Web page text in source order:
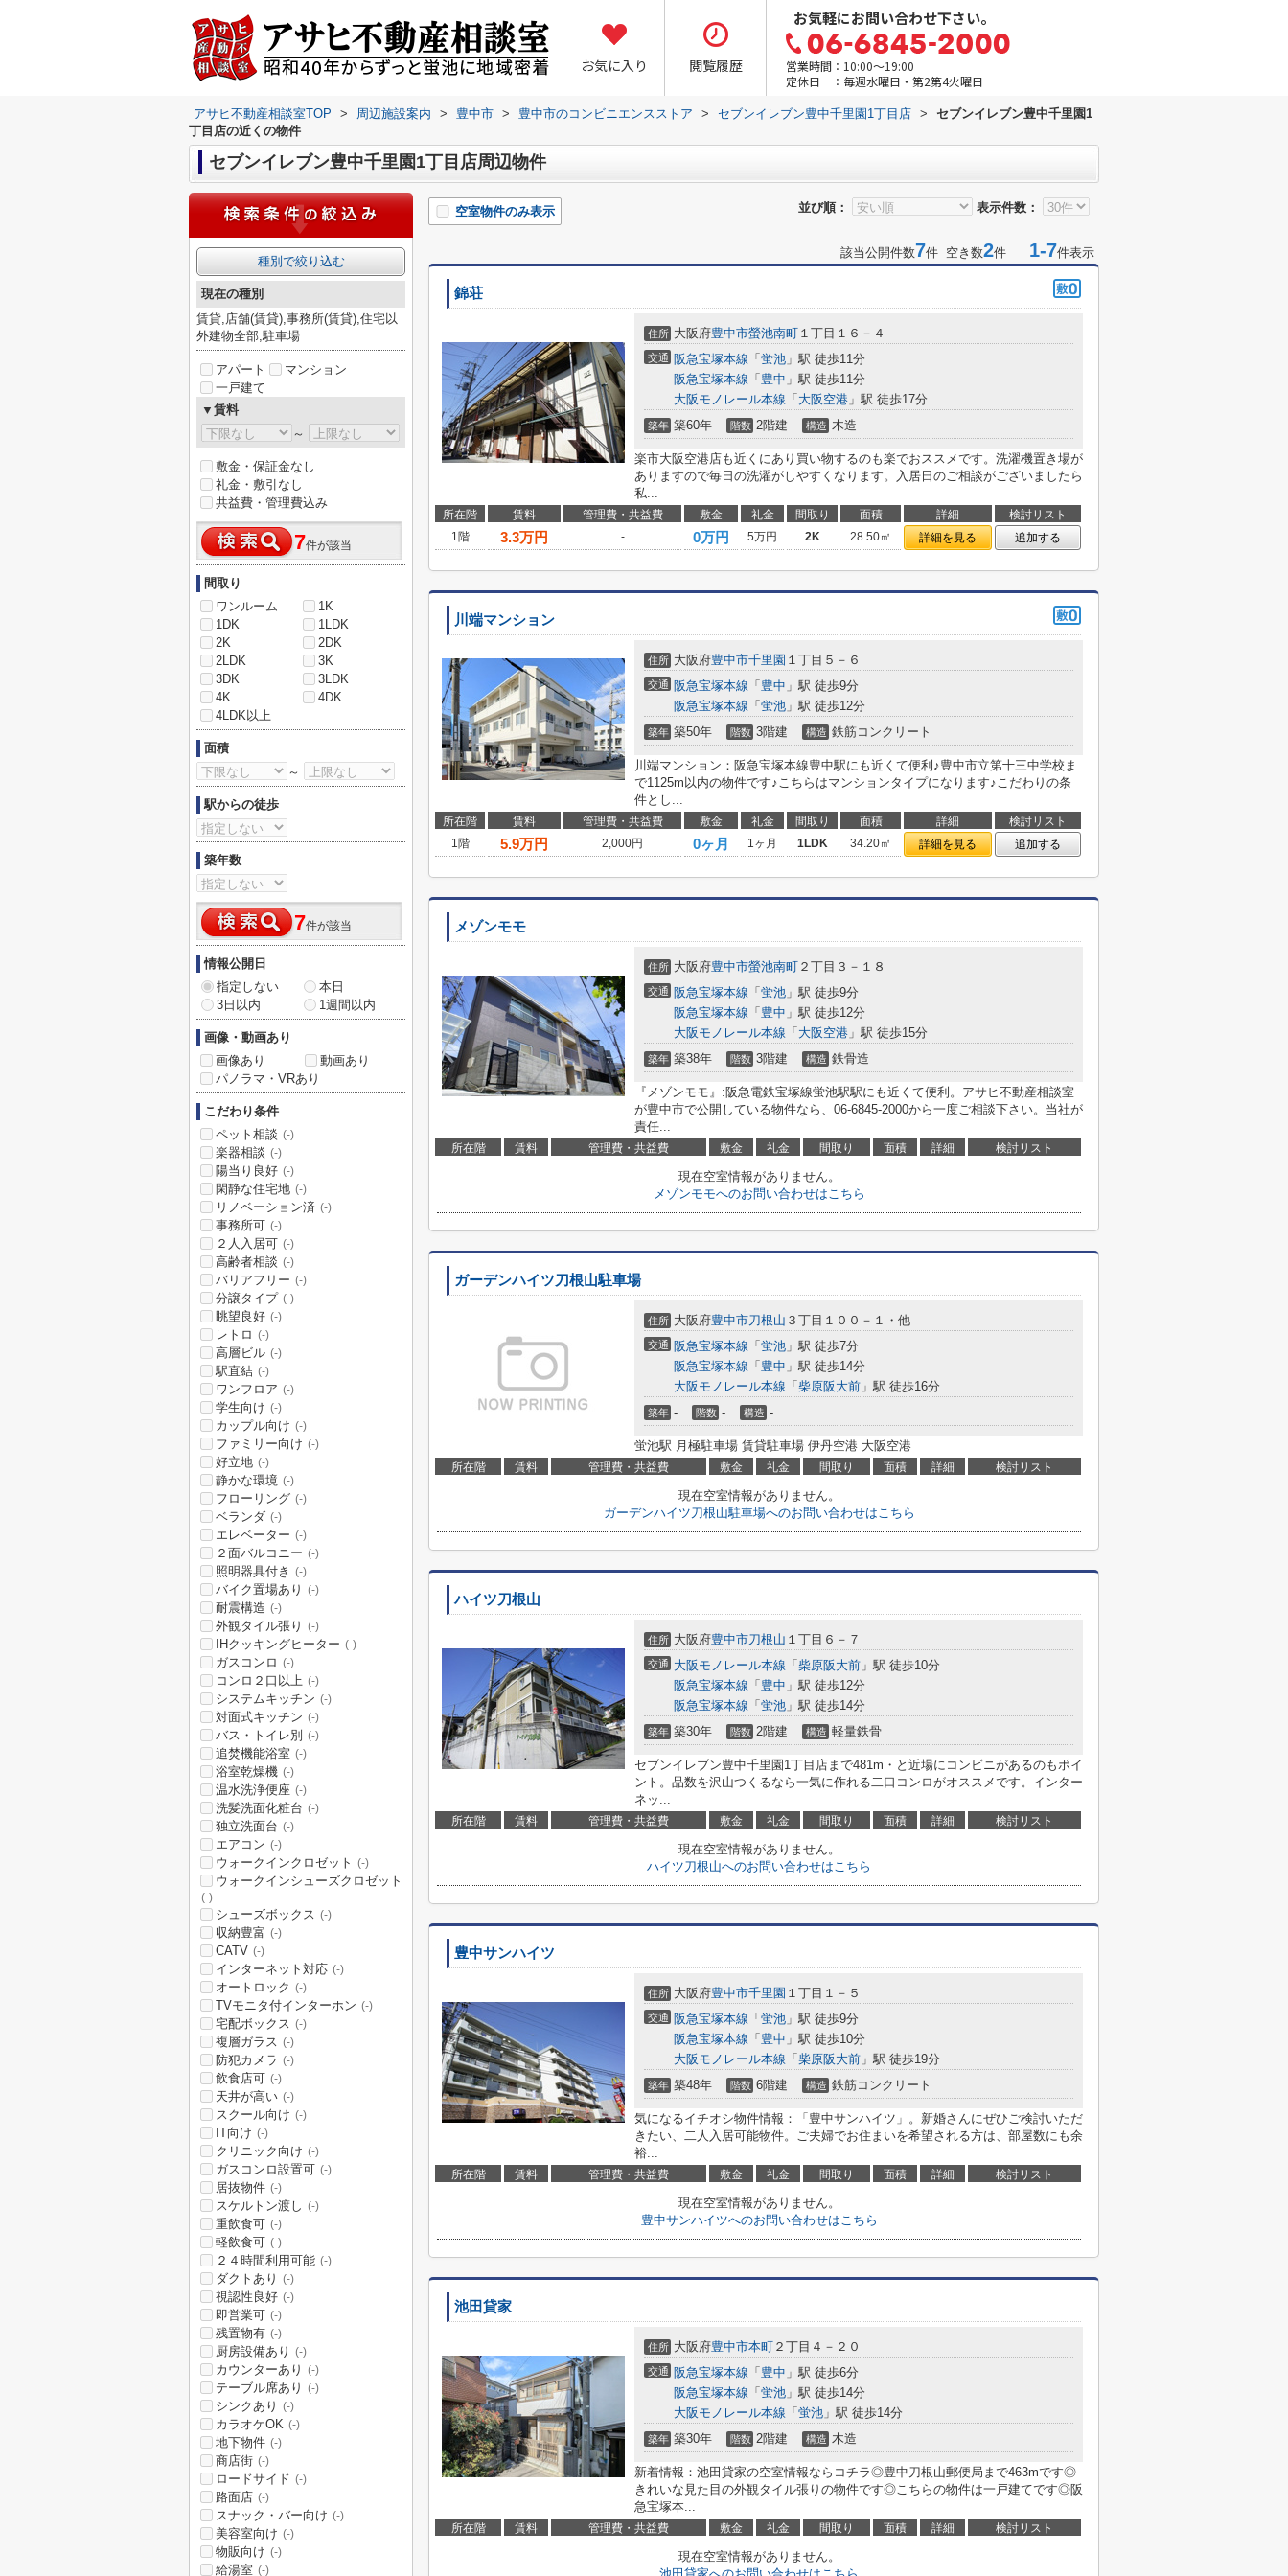
お気に入り 閲覧履歴
お気軽にお問い合わせ下さい。
営業時間：10:00～19:00
定休日 ：毎週水曜日・第2第4火曜日
アサヒ不動産相談室TOP > 周辺施設案内 > 豊中市 > 豊中市のコンビニエンスストア > セブンイレブン豊中千里園1丁目店 >
セブンイレブン豊中千里園1
丁目店の近くの物件
セブンイレブン豊中千里園1丁目店周辺物件
並び順： 表示件数：
空室物件のみ表示
該当公開件数7件 空き数2件 1-7件表示
錦荘
住所 大阪府豊中市螢池南町 １丁目１６－４
交通 阪急宝塚本線 「 蛍池 」駅 徒歩11分
阪急宝塚本線 「 豊中 」駅 徒歩11分
大阪モノレール本線 「 大阪空港 」駅 徒歩17分
築年 築60年 階数 2階建 構造 木造
楽市大阪空港店も近くにあり買い物するのも楽でおススメです。洗濯機置き場が
ありますので毎日の洗濯がしやすくなります。入居日のご相談がございましたら
私...
所在階 賃料 管理費・共益費 敷金 礼金 間取り 面積 詳細
検討リスト
1階
3.3万円 - 0万円 5万円 2K 28.50㎡ 詳細を見る 追加する
川端マンション
住所 大阪府豊中市千里園 １丁目５－６
交通 阪急宝塚本線 「 豊中 」駅 徒歩9分
阪急宝塚本線 「 蛍池 」駅 徒歩12分
築年 築50年 階数 3階建 構造 鉄筋コンクリート
川端マンション：阪急宝塚本線豊中駅にも近くて便利♪豊中市立第十三中学校ま
で1125m以内の物件です♪こちらはマンションタイプになります♪こだわりの条
件とし...
所在階 賃料 管理費・共益費 敷金 礼金 間取り 面積 詳細
検討リスト
1階
5.9万円 2,000円 0ヶ月 1ヶ月 1LDK 34.20㎡ 詳細を見る 追加する
メゾンモモ
住所 大阪府豊中市螢池南町 ２丁目３－１８
交通 阪急宝塚本線 「 蛍池 」駅 徒歩9分
阪急宝塚本線 「 豊中 」駅 徒歩12分
大阪モノレール本線 「 大阪空港 」駅 徒歩15分
築年 築38年 階数 3階建 構造 鉄骨造
『メゾンモモ』:阪急電鉄宝塚線蛍池駅駅にも近くて便利。アサヒ不動産相談室
が豊中市で公開している物件なら、06-6845-2000から一度ご相談下さい。当社が
責任...
所在階 賃料 管理費・共益費 敷金 礼金 間取り 面積 詳細 検討リスト
現在空室情報がありません。
メゾンモモへのお問い合わせはこちら
ガーデンハイツ刀根山駐車場
住所 大阪府豊中市刀根山 ３丁目１００－１・他
交通 阪急宝塚本線 「 蛍池 」駅 徒歩7分
阪急宝塚本線 「 豊中 」駅 徒歩14分
大阪モノレール本線 「 柴原阪大前 」駅 徒歩16分
築年 - 階数 - 構造 -
蛍池駅 月極駐車場 賃貸駐車場 伊丹空港 大阪空港
所在階 賃料 管理費・共益費 敷金 礼金 間取り 面積 詳細 検討リスト
現在空室情報がありません。
ガーデンハイツ刀根山駐車場へのお問い合わせはこちら
ハイツ刀根山
住所 大阪府豊中市刀根山 １丁目６－７
交通 大阪モノレール本線 「 柴原阪大前 」駅 徒歩10分
阪急宝塚本線 「 豊中 」駅 徒歩12分
阪急宝塚本線 「 蛍池 」駅 徒歩14分
築年 築30年 階数 2階建 構造 軽量鉄骨
セブンイレブン豊中千里園1丁目店まで481m・と近場にコンビニがあるのもポイ
ント。品数を沢山つくるなら一気に作れる二口コンロがオススメです。インター
ネッ...
所在階 賃料 管理費・共益費 敷金 礼金 間取り 面積 詳細 検討リスト
現在空室情報がありません。
ハイツ刀根山へのお問い合わせはこちら
豊中サンハイツ
住所 大阪府豊中市千里園 １丁目１－５
交通 阪急宝塚本線 「 蛍池 」駅 徒歩9分
阪急宝塚本線 「 豊中 」駅 徒歩10分
大阪モノレール本線 「 柴原阪大前 」駅 徒歩19分
築年 築48年 階数 6階建 構造 鉄筋コンクリート
気になるイチオシ物件情報：「豊中サンハイツ」。新婚さんにぜひご検討いただ
きたい、二人入居可能物件。ご夫婦でお住まいを希望される方は、部屋数にも余
裕...
所在階 賃料 管理費・共益費 敷金 礼金 間取り 面積 詳細 検討リスト
現在空室情報がありません。
豊中サンハイツへのお問い合わせはこちら
池田貸家
住所 大阪府豊中市本町 ２丁目４－２０
交通 阪急宝塚本線 「 豊中 」駅 徒歩6分
阪急宝塚本線 「 蛍池 」駅 徒歩14分
大阪モノレール本線 「 蛍池 」駅 徒歩14分
築年 築30年 階数 2階建 構造 木造
新着情報：池田貸家の空室情報ならコチラ◎豊中刀根山郵便局まで463mです◎
きれいな見た目の外観タイル張りの物件です◎こちらの物件は一戸建てです◎阪
急宝塚本...
所在階 賃料 管理費・共益費 敷金 礼金 間取り 面積 詳細 検討リスト
現在空室情報がありません。
種別で絞り込む
現在の種別
賃貸,店舗(賃貸),事務所(賃貸),住宅以
外建物全部,駐車場
アパート
マンション
一戸建て
▼賃料
～
敷金・保証金なし
礼金・敷引なし
共益費・管理費込み
7件が該当
間取り
ワンルーム
1K
1DK
1LDK
2K
2DK
2LDK
3K
3DK
3LDK
4K
4DK
4LDK以上
面積
～
駅からの徒歩
築年数
7件が該当
情報公開日
指定しない
本日
3日以内
1週間以内
画像・動画あり
画像あり
動画あり
パノラマ・VRあり
こだわり条件
ペット相談 (-)
楽器相談 (-)
陽当り良好 (-)
閑静な住宅地 (-)
リノベーション済 (-)
事務所可 (-)
２人入居可 (-)
高齢者相談 (-)
バリアフリー (-)
分譲タイプ (-)
眺望良好 (-)
レトロ (-)
高層ビル (-)
駅直結 (-)
ワンフロア (-)
学生向け (-)
カップル向け (-)
ファミリー向け (-)
好立地 (-)
静かな環境 (-)
フローリング (-)
ベランダ (-)
エレベーター (-)
２面バルコニー (-)
照明器具付き (-)
バイク置場あり (-)
耐震構造 (-)
外観タイル張り (-)
IHクッキングヒーター (-)
ガスコンロ (-)
コンロ２口以上 (-)
システムキッチン (-)
対面式キッチン (-)
バス・トイレ別 (-)
追焚機能浴室 (-)
浴室乾燥機 (-)
温水洗浄便座 (-)
洗髪洗面化粧台 (-)
独立洗面台 (-)
エアコン (-)
ウォークインクロゼット (-)
ウォークインシューズクロゼット
(-)
シューズボックス (-)
収納豊富 (-)
CATV (-)
インターネット対応 (-)
オートロック (-)
TVモニタ付インターホン (-)
宅配ボックス (-)
複層ガラス (-)
防犯カメラ (-)
飲食店可 (-)
天井が高い (-)
スクール向け (-)
IT向け (-)
クリニック向け (-)
ガスコンロ設置可 (-)
居抜物件 (-)
スケルトン渡し (-)
重飲食可 (-)
軽飲食可 (-)
２４時間利用可能 (-)
ダクトあり (-)
視認性良好 (-)
即営業可 (-)
残置物有 (-)
厨房設備あり (-)
カウンターあり (-)
テーブル席あり (-)
シンクあり (-)
カラオケOK (-)
地下物件 (-)
商店街 (-)
ロードサイド (-)
路面店 (-)
スナック・バー向け (-)
美容室向け (-)
物販向け (-)
給湯室 (-)